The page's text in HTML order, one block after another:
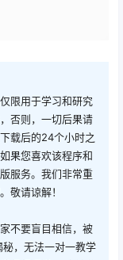
限用于学习和研究
否则，一切后果请
载后的24个小时之
果您喜欢该程序和
服务。我们非常重
敬请谅解！
不要盲目相信，被
，无法一对一教学